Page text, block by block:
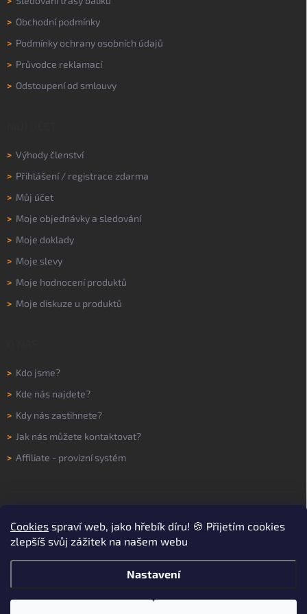
Cookies spraví web, jako hřebík díru! 🍪 Přijetím cookies
zlepšíš svůj zážitek na našem webu
Nastavení
> Obchodní podmínky
> Podmínky ochrany osobních údajů
> Průvodce reklamací
> Odstoupení od smlouvy
> Výhody členství
> Přihlášení/ registrace zdarma
> Můj účet
> Moje objednávky a sledování
> Moje doklady
> Moje slevy
> Moje hodnocení produktů
> Moje diskuze u produktů
> Kdo jsme?
> Kde nás najdete?
> Kdy nás zastihnete?
> Jak nás můžete kontaktovat?
> Affiliate - provizní systém
Copyright 2026WORKNOW. Všechna práva vyhrazena.Upravit nastavení